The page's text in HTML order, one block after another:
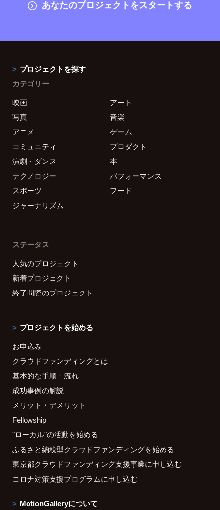
あなたのプロジェクトをスタートする
プロジェクトを探す
カテゴリー
映画
アート
写真
音楽
アニメ
ゲーム
コミュニティ
プロダクト
演劇・ダンス
本
テクノロジー
パフォーマンス
スポーツ
フード
ジャーナリズム
ステータス
人気のプロジェクト
新着プロジェクト
終了間際のプロジェクト
プロジェクトを始める
お申込み
クラウドファンディングとは
基本的な手順・流れ
成功事例の解説
メリット・デメリット
Fellowship
"ローカル"の活動を始める
ふるさと納税型クラウドファンディングを始める
東京都クラウドファンディング支援事業に申し込む
コロナ対策支援プログラムに申し込む
MotionGalleryについて